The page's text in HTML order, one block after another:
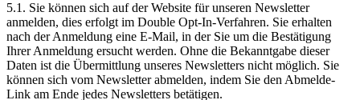
5.1. Sie können sich auf der Website für unseren Newsletter
anmelden, dies erfolgt im Double Opt-In-Verfahren. Sie erhalten
nach der Anmeldung eine E-Mail, in der Sie um die Bestätigung
Ihrer Anmeldung ersucht werden. Ohne die Bekanntgabe dieser
Daten ist die Übermittlung unseres Newsletters nicht möglich. Sie
können sich vom Newsletter abmelden, indem Sie den Abmelde-
Link am Ende jedes Newsletters betätigen.